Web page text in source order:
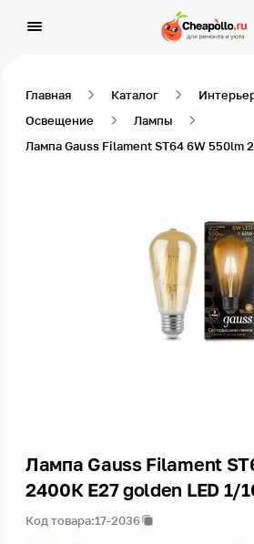
Главная Каталог
Освещение
Лампы
Лампа Gauss Filament
2400К E27 golden LED 1/
Код товара:17-2036